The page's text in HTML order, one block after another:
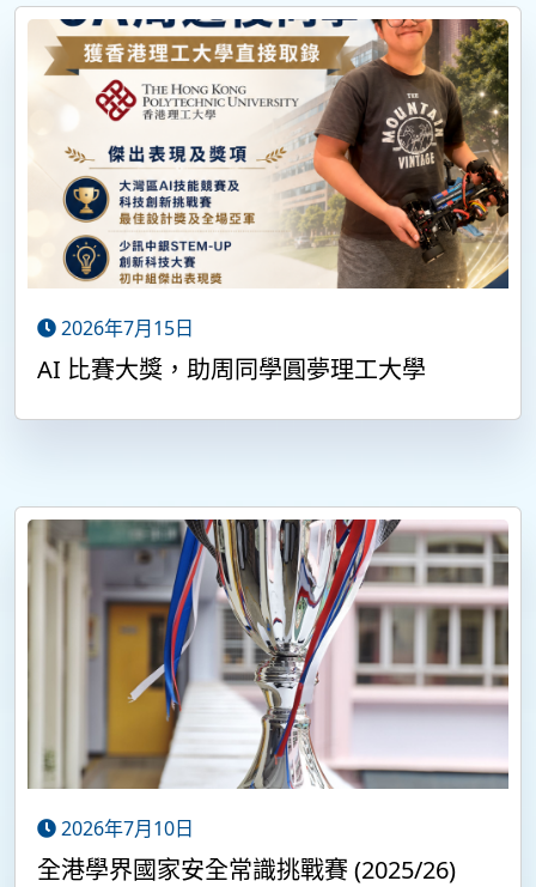
2026年7月15日
AI 比賽大獎，助周同學圓夢理工大學
2026年7月10日
全港學界國家安全常識挑戰賽 (2025/26)